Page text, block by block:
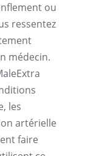
ou
ressentez
médecin.
les
artérielle
faire